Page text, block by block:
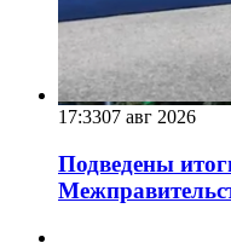
17:3307 авг 2026
Подведены